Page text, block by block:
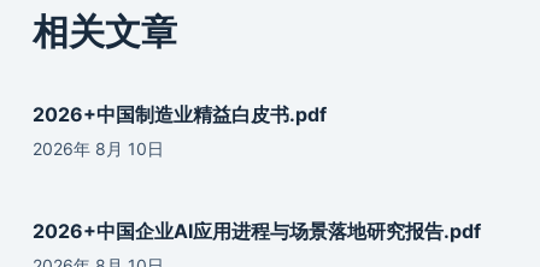
相关文章
2026+中国制造业精益白皮书.pdf
2026年 8月 10日
2026+中国企业AI应用进程与场景落地研究报告.pdf